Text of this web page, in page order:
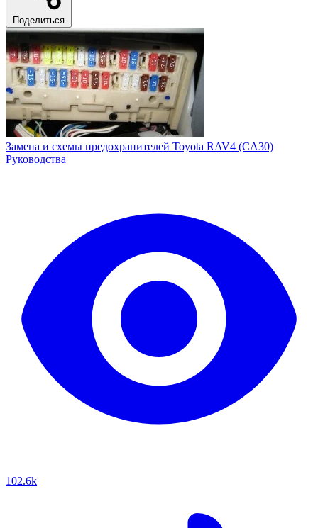
Поделиться
Замена и схемы предохранителей Toyota RAV4 (CA30)
Руководства
102.6k